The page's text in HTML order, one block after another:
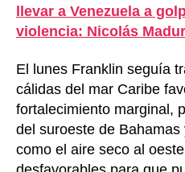
llevar a Venezuela a
violencia: Nicolás
El lunes Franklin seguía
cálidas del mar Caribe
fortalecimiento marginal,
del suroeste de
como el aire seco al